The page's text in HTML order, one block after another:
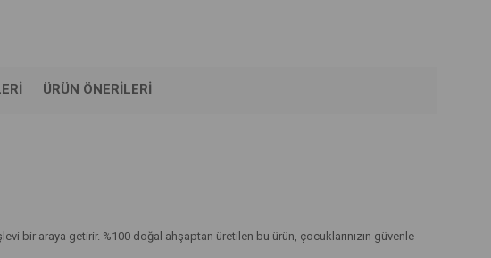
ÜRÜN ÖNERILERI
bir araya getirir. %100 doğal ahşaptan üretilen bu ürün, çocuklarınızın güvenle